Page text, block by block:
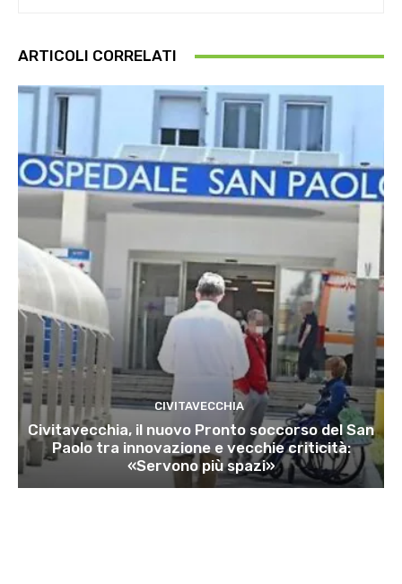
ARTICOLI CORRELATI
CIVITAVECCHIA
Civitavecchia, il nuovo Pronto soccorso del San
Paolo tra innovazione e vecchie criticità:
«Servono più spazi»